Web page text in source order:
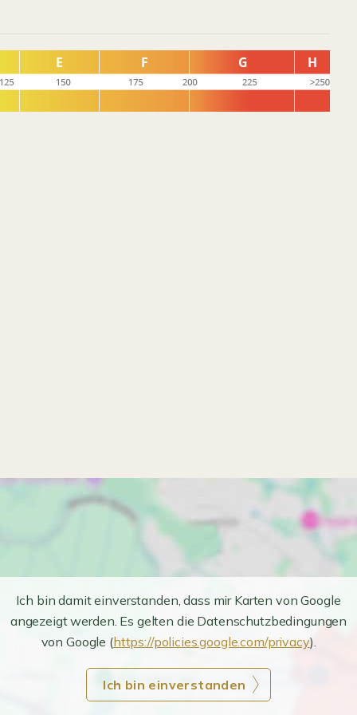
Ich bin damit einverstanden, dass mir Karten von Google
angezeigt werden. Es gelten die Datenschutzbedingungen
von Google (https://policies.google.com/privacy).
Ich bin einverstanden